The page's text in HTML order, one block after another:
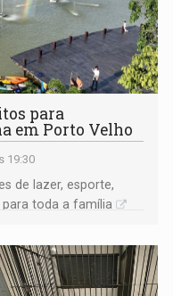
para
em Porto Velho
19:30
de lazer, esporte,
toda a família